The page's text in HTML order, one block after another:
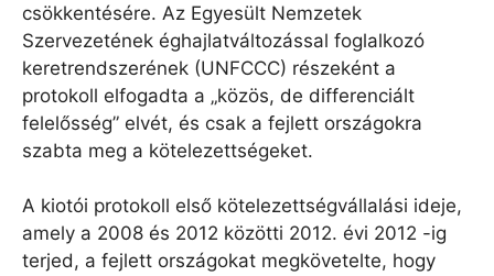
csökkentésére. Az Egyesült Nemzetek
Szervezetének éghajlatváltozással foglalkozó
keretrendszerének (UNFCCC) részeként a
protokoll elfogadta a „közös, de differenciált
felelősség” elvét, és csak a fejlett országokra
szabta meg a kötelezettségeket.
A kiotói protokoll első kötelezettségvállalási ideje,
amely a 2008 és 2012 közötti 2012. évi 2012 -ig
terjed, a fejlett országokat megkövetelte, hogy